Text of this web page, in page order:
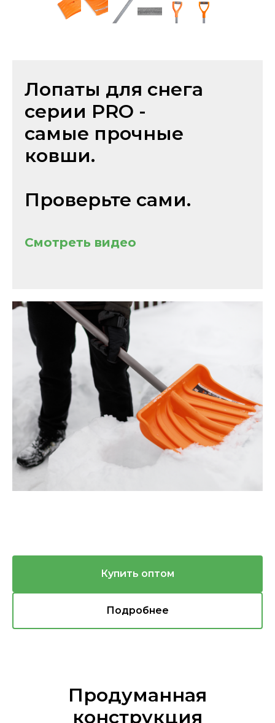
Лопаты для снега
серии PRO -
самые прочные
ковши.
Проверьте сами.
Смотреть видео
Купить оптом
Подробнее
Продуманная
конструкция